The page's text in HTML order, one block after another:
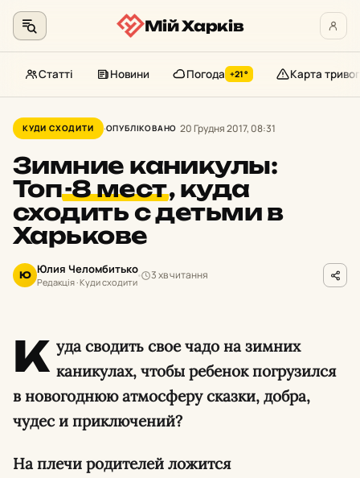
до
контенту
Мій Харків
Статті Новини Погода +21° Карта тривог
КУДИ СХОДИТИ ОПУБЛІКОВАНО 20 Грудня 2017, 08:31
Зимние каникулы:
Топ-8 мест,куда
сходить с детьми в
Харькове
Ю Юлия Челомбитько
Редакція · Куди сходити
3 хв читання
К уда сводить свое чадо на зимних
каникулах, чтобы ребенок погрузился
в новогоднюю атмосферу сказки, добра,
чудес и приключений?
На плечи родителей ложится